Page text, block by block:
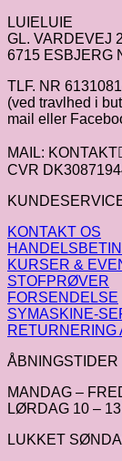
LUIELUIE
GL. VARDEVEJ
6715 ESBJERG
TLF. NR
(ved travlhed i
mail eller
MAIL:
CVR
KONTAKT OS
KURSER &
STOFPRØVER
FORSENDELSE
SYMASKINE-
RETURNERING
ÅBNINGSTIDER
MANDAG –
LØRDAG 10 – 13
LUKKET